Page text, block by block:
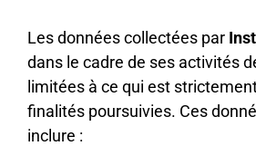
Les données collectées par
dans le cadre de ses activités
limitées à ce qui est
finalités poursuivies. Ces
inclure :